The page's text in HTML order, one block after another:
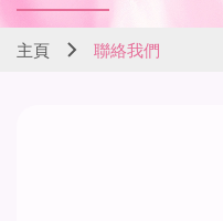
主頁 聯絡我們